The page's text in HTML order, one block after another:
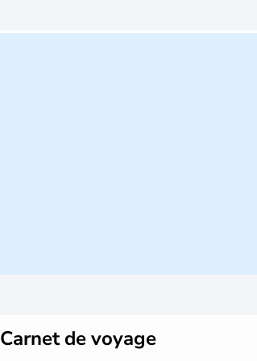
Carnet de voyage